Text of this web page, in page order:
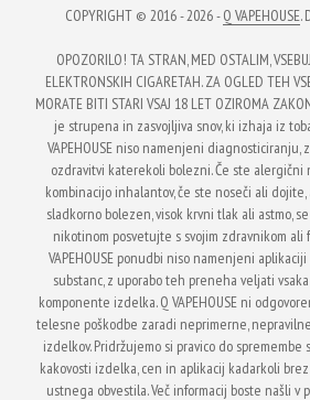
COPYRIGHT © 2016 - 2026 -Q VAPEHOUSE.
OPOZORILO! TA STRAN, MED OSTALIM,
ELEKTRONSKIH CIGARETAH. ZA OGLED TEH
MORATE BITI STARI VSAJ 18 LET OZIROMA
je strupena in zasvojljiva snov, ki izhaja iz
VAPEHOUSE niso namenjeni
ozdravitvi katerekoli bolezni. Če ste
kombinacijo inhalantov, če ste noseči ali
sladkorno bolezen, visok krvni tlak ali astmo,
nikotinom posvetujte s svojim zdravnikom ali
VAPEHOUSE ponudbi niso namenjeni
substanc, z uporabo teh preneha veljati
komponente izdelka. Q VAPEHOUSE ni
telesne poškodbe zaradi neprimerne,
izdelkov. Pridržujemo si pravico do spremembe
kakovosti izdelka, cen in aplikacij kadarkoli
ustnega obvestila. Več informacij boste našli v